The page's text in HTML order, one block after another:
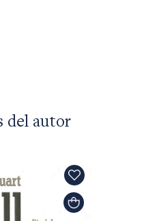
del autor